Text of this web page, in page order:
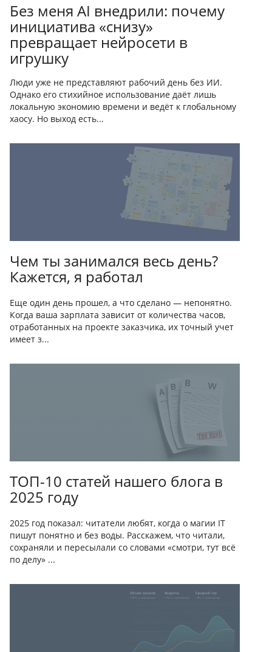
Без меня AI внедрили: почему
инициатива «снизу»
превращает нейросети в
игрушку
Люди уже не представляют рабочий день без ИИ.
Однако его стихийное использование даёт лишь
локальную экономию времени и ведёт к глобальному
хаосу. Но выход есть...
Чем ты занимался весь день?
Кажется, я работал
Еще один день прошел, а что сделано — непонятно.
Когда ваша зарплата зависит от количества часов,
отработанных на проекте заказчика, их точный учет
имеет з...
ТОП-10 статей нашего блога в
2025 году
2025 год показал: читатели любят, когда о магии IT
пишут понятно и без воды. Расскажем, что читали,
сохраняли и пересылали со словами «смотри, тут всё
по делу» ...